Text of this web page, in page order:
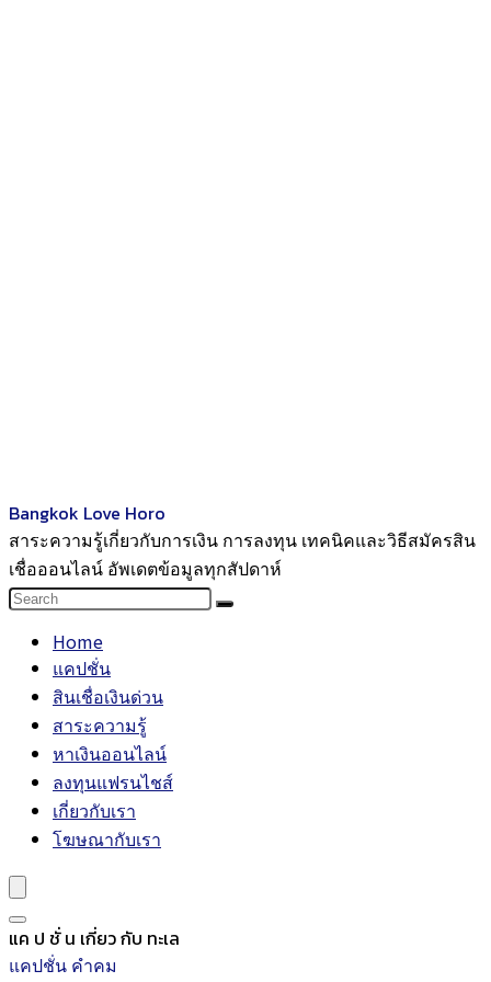
Bangkok Love Horo
สาระความรู้เกี่ยวกับการเงิน การลงทุน เทคนิคและวิธีสมัครสิน
เชื่อออนไลน์ อัพเดตข้อมูลทุกสัปดาห์
Home
แคปชั่น
สินเชื่อเงินด่วน
สาระความรู้
หาเงินออนไลน์
ลงทุนแฟรนไชส์
เกี่ยวกับเรา
โฆษณากับเรา
แค ป ชั่ น เกี่ยว กับ ทะเล
แคปชั่น คำคม